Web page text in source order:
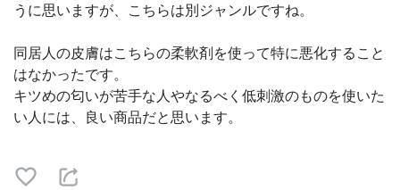
うに思いますが、こちらは別ジャンルですね。
同居人の皮膚はこちらの柔軟剤を使って特に悪化すること
はなかったです。
キツめの匂いが苦手な人やなるべく低刺激のものを使いた
い人には、良い商品だと思います。